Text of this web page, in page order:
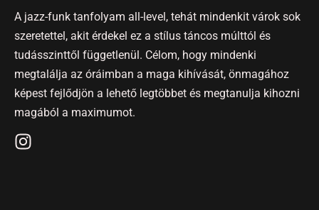
A jazz-funk tanfolyam all-level, tehát mindenkit várok sok
szeretettel, akit érdekel ez a stílus táncos múlttól és
tudásszinttől függetlenül. Célom, hogy mindenki
megtalálja az óráimban a maga kihívását, önmagához
képest fejlődjön a lehető legtöbbet és megtanulja kihozni
magából a maximumot.